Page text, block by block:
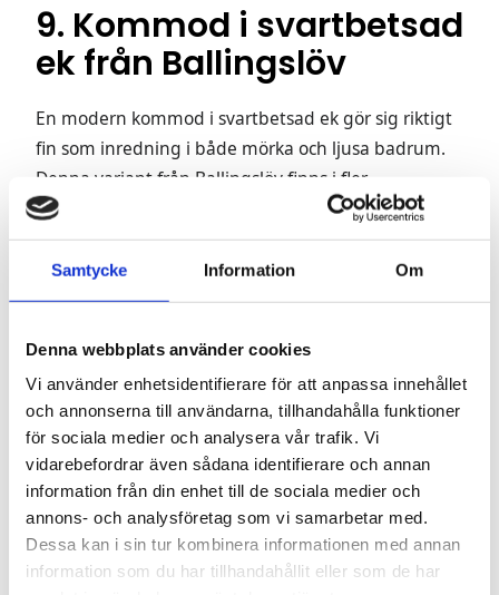
Samtycke Information Om
Denna webbplats använder cookies
Vi använder enhetsidentifierare för att anpassa innehållet
och annonserna till användarna, tillhandahålla funktioner
för sociala medier och analysera vår trafik. Vi
vidarebefordrar även sådana identifierare och annan
information från din enhet till de sociala medier och
annons- och analysföretag som vi samarbetar med.
Dessa kan i sin tur kombinera informationen med annan
information som du har tillhandahållit eller som de har
9. Kommod i svartbetsad
ek från Ballingslöv
En modern kommod i svartbetsad ek gör sig riktigt
fin som inredning i både mörka och ljusa badrum.
Denna variant från Ballingslöv finns i fler
utföranden och är perfekt för den som vill
skräddarsy sin badrumsförvaring efter sina egna
specifika behov. Denna kombination med en stor,
djup låda, vitt tvättställ i porslin, svart benställning
favoritkombination.